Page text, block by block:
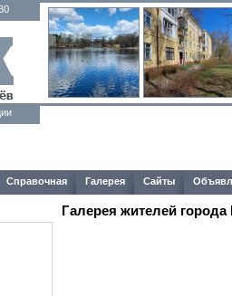
Справочная Галерея Сайты
Галерея жителей города